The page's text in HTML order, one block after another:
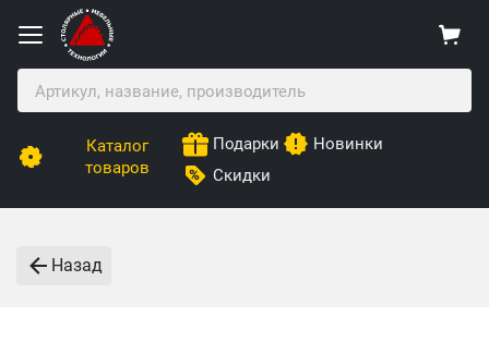
Каталог
товаров
Подарки
Новинки
Скидки
Назад